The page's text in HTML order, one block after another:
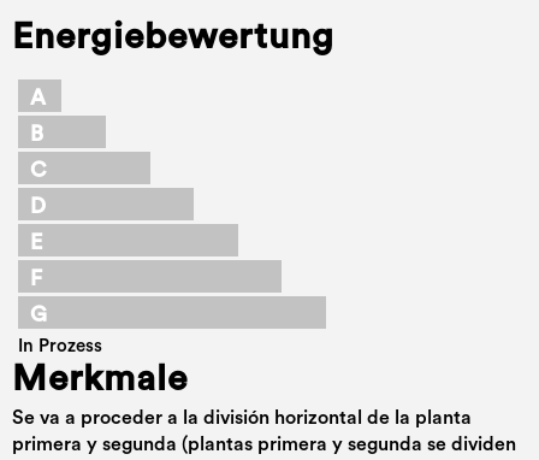
Energiebewertung
A
B
C
D
E
F
G
In Prozess
Merkmale
Se va a proceder a la división horizontal de la planta
primera y segunda (plantas primera y segunda se dividen